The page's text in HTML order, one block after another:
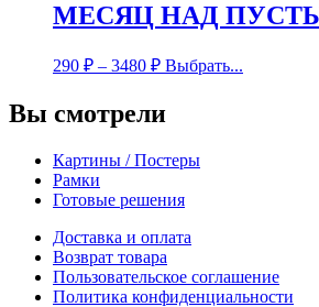
МЕСЯЦ НАД
290 ₽ – 3480 ₽ Выбрать...
Вы смотрели
Картины / Постеры
Рамки
Готовые решения
Доставка и оплата
Возврат товара
Пользовательское соглашение
Политика конфиденциальности